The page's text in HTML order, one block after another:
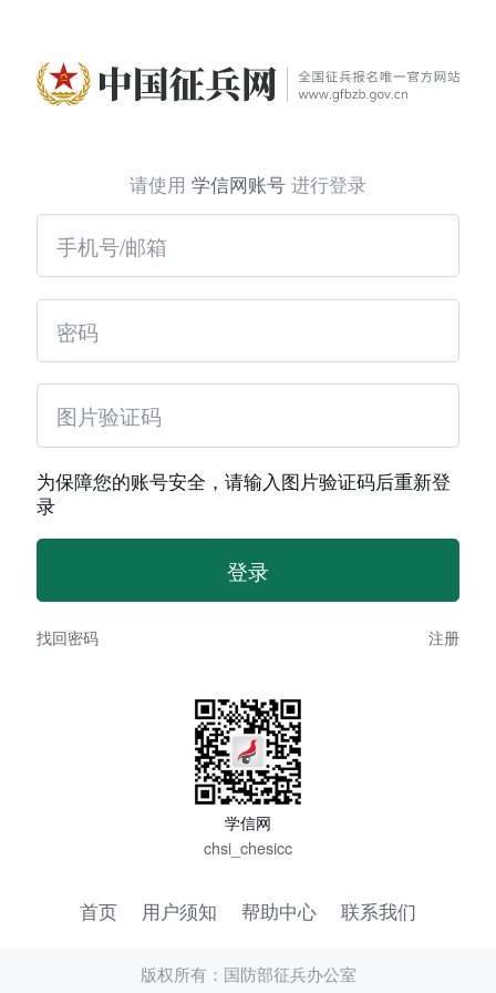
请使用 学信网账号 进行登录
为保障您的账号安全，请输入图片验证码后重新登
录
找回密码 注册
学信网
chsi_chesicc
首页 用户须知 帮助中心 联系我们
版权所有：国防部征兵办公室